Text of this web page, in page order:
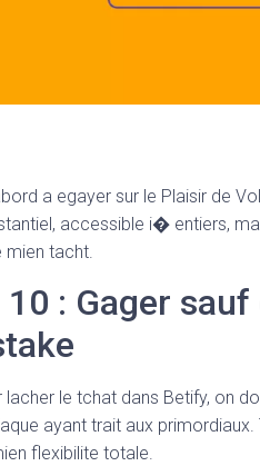
a egayer sur le Plaisir de
accessible i� entiers,
mien tacht.
10 : Gager
lacher le tchat dans Betify, on
ayant trait aux
flexibilite totale.